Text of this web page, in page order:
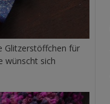
Glitzerstöffchen für
wünscht sich